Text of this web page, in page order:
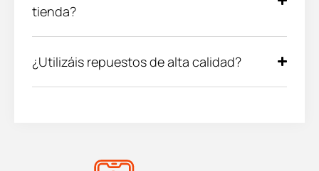
tienda?
¿Utilizáis repuestos de alta calidad?